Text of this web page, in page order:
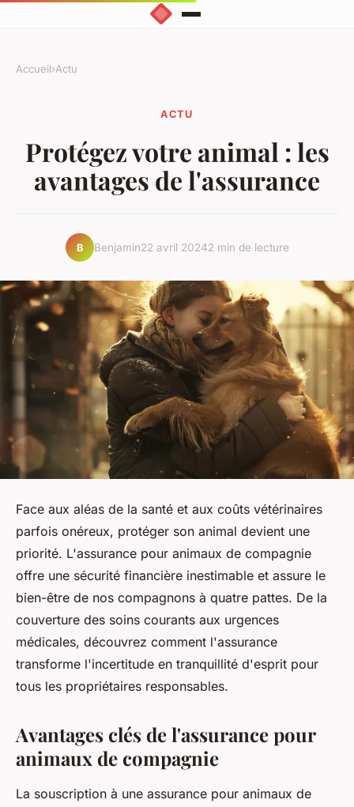
Accueil›Actu
ACTU
Protégez votre animal : les
avantages de l'assurance
B Benjamin22 avril 20242 min de lecture
Face aux aléas de la santé et aux coûts vétérinaires
parfois onéreux, protéger son animal devient une
priorité. L'assurance pour animaux de compagnie
offre une sécurité financière inestimable et assure le
bien-être de nos compagnons à quatre pattes. De la
couverture des soins courants aux urgences
médicales, découvrez comment l'assurance
transforme l'incertitude en tranquillité d'esprit pour
tous les propriétaires responsables.
Avantages clés de l'assurance pour
animaux de compagnie
La souscription à une assurance pour animaux de